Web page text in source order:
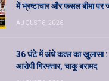
में भ्रष्टाचार और फसल बीमा पर
AUGUST 6, 2026
36 घंटे में अंधे कत्ल का खुलासा :
आरोपी गिरफ्तार, चाकू बरामद